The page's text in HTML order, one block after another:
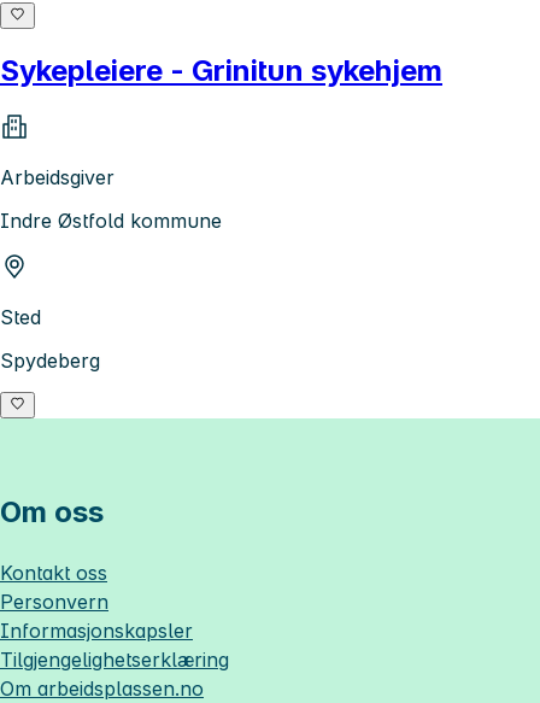
Sykepleiere - Grinitun sykehjem
Arbeidsgiver
Indre Østfold kommune
Sted
Spydeberg
Om oss
Kontakt oss
Personvern
Informasjonskapsler
Tilgjengelighetserklæring
Om arbeidsplassen.no